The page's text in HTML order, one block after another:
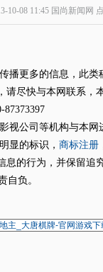
10-08 11:45 国尚新闻网
播更多的信息，此类
请尽快与本网联系，
公司等机构与本网
显的标识， 商标注册
息的行为，并保留追
自负。
主_大唐棋牌-官网游戏下